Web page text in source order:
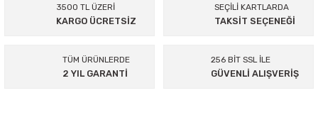
Ürün açıklamasında eksik bilgiler bulunuyor.
Ürün bilgilerinde hatalar bulunuyor.
Bu ürüne benzer farklı alternatifler olmalı.
3500 TL ÜZERİ
KARGO ÜCRETSİZ
SEÇİLİ KARTLARDA
TAKSİT SEÇENEĞİ
TÜM ÜRÜNLERDE
2 YIL GARANTİ
256 BİT SSL İLE
GÜVENLİ ALIŞVERİŞ